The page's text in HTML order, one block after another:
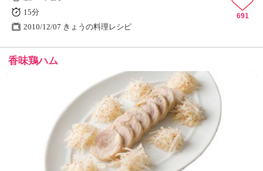
15分
2010/12/07 きょうの料理レシピ
691
香味鶏ハム